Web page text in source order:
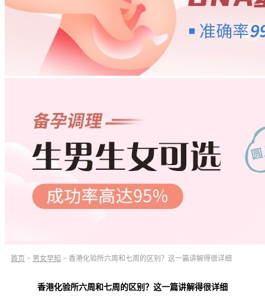
首页 > 男女早知 > 香港化验所六周和七周的区别？这一篇讲解得很详细
香港化验所六周和七周的区别？这一篇讲解得很详细